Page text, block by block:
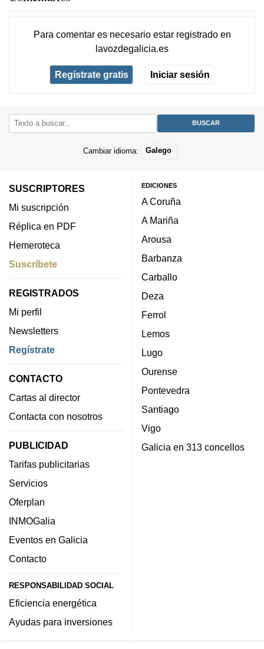
Para comentar es necesario estar registradoen
lavozdegalicia.es
Regístrate gratis Iniciar sesión
Cambiar idioma: Galego
SUSCRIPTORES
Mi suscripción
Réplica en PDF
Hemeroteca
Suscríbete
REGISTRADOS
Mi perfil
Newsletters
Regístrate
CONTACTO
Cartas al director
Contacta con nosotros
PUBLICIDAD
Tarifas publicitarias
Servicios
Oferplan
INMOGalia
Eventos en Galicia
Contacto
RESPONSABILIDAD SOCIAL
Eficiencia energética
Ayudas para inversiones
EDICIONES
A Coruña
A Mariña
Arousa
Barbanza
Carballo
Deza
Ferrol
Lemos
Lugo
Ourense
Pontevedra
Santiago
Vigo
Galicia en 313 concellos